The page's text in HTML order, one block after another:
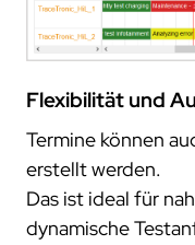
Flexibilität und
Termine können
erstellt werden.
Das ist ideal für
dynamische